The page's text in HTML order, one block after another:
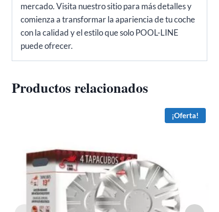
mercado. Visita nuestro sitio para más detalles y
comienza a transformar la apariencia de tu coche
con la calidad y el estilo que solo POOL-LINE
puede ofrecer.
Productos relacionados
¡Oferta!